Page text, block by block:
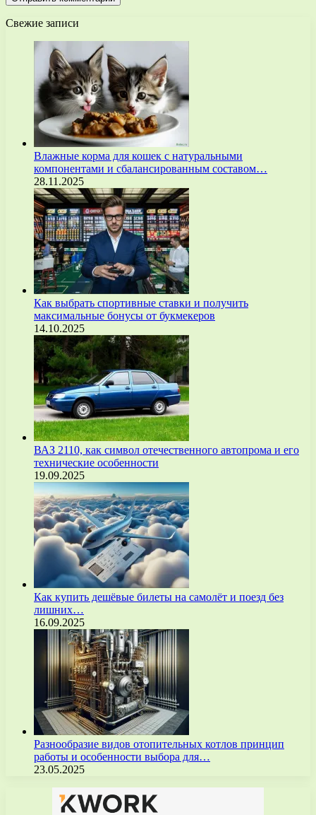
Свежие записи
Влажные корма для кошек с натуральными
компонентами и сбалансированным составом…
28.11.2025
Как выбрать спортивные ставки и получить
максимальные бонусы от букмекеров
14.10.2025
ВАЗ 2110, как символ отечественного автопрома и его
технические особенности
19.09.2025
Как купить дешёвые билеты на самолёт и поезд без
лишних…
16.09.2025
Разнообразие видов отопительных котлов принцип
работы и особенности выбора для…
23.05.2025